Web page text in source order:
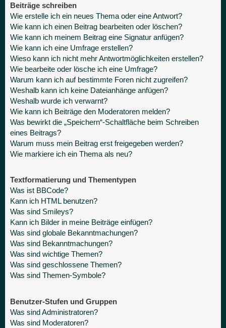
Beiträge schreiben
Wie erstelle ich ein neues Thema oder eine Antwort?
Wie kann ich einen Beitrag bearbeiten oder löschen?
Wie kann ich meinem Beitrag eine Signatur anfügen?
Wie kann ich eine Umfrage erstellen?
Wieso kann ich nicht mehr Antwortmöglichkeiten erstellen?
Wie bearbeite oder lösche ich eine Umfrage?
Warum kann ich auf bestimmte Foren nicht zugreifen?
Weshalb kann ich keine Dateianhänge anfügen?
Weshalb wurde ich verwarnt?
Wie kann ich Beiträge den Moderatoren melden?
Was bewirkt die „Speichern“-Schaltfläche beim Schreiben
eines Beitrags?
Warum muss mein Beitrag erst freigegeben werden?
Wie markiere ich ein Thema als neu?
Textformatierung und Thementypen
Was ist BBCode?
Kann ich HTML benutzen?
Was sind Smileys?
Kann ich Bilder in meine Beiträge einfügen?
Was sind globale Bekanntmachungen?
Was sind Bekanntmachungen?
Was sind wichtige Themen?
Was sind geschlossene Themen?
Was sind Themen-Symbole?
Benutzer-Stufen und Gruppen
Was sind Administratoren?
Was sind Moderatoren?